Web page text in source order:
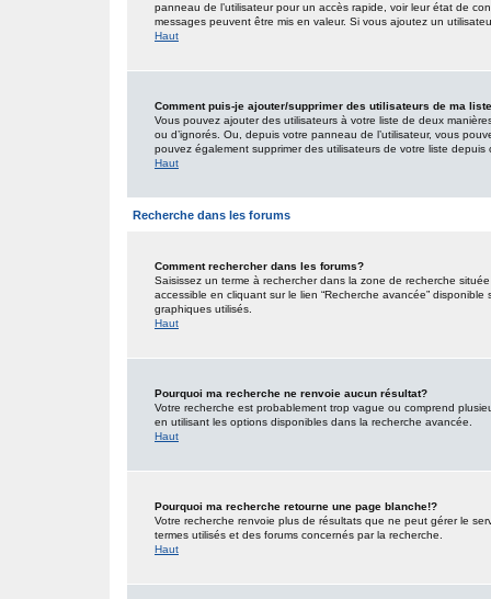
panneau de l’utilisateur pour un accès rapide, voir leur état de
messages peuvent être mis en valeur. Si vous ajoutez un
Haut
Comment puis-je ajouter/supprimer des utilisateurs de ma
Vous pouvez ajouter des utilisateurs à votre liste de deux
ou d’ignorés. Ou, depuis votre panneau de l’utilisateur, vous
pouvez également supprimer des utilisateurs de votre liste depuis
Haut
Recherche dans les forums
Comment rechercher dans les forums?
Saisissez un terme à rechercher dans la zone de recherche
accessible en cliquant sur le lien “Recherche avancée”
graphiques utilisés.
Haut
Pourquoi ma recherche ne renvoie aucun résultat?
Votre recherche est probablement trop vague ou comprend
en utilisant les options disponibles dans la recherche avancée.
Haut
Pourquoi ma recherche retourne une page blanche!?
Votre recherche renvoie plus de résultats que ne peut gérer le
termes utilisés et des forums concernés par la recherche.
Haut